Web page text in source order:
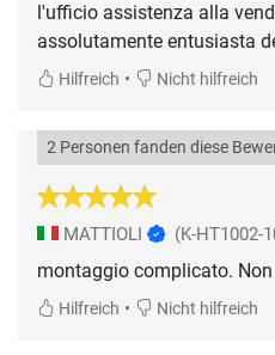
l'ufficio assistenza alla
assolutamente entusiasta
Hilfreich • Nicht hilfreich
2 Personen fanden diese
MATTIOLI (K-HT1002-
montaggio complicato.
Hilfreich • Nicht hilfreich